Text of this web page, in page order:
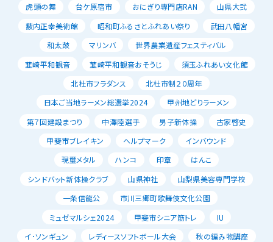
虎頭の舞
台ケ原宿市 おにぎり専門店RAN
山県大弐
薮内正幸美術館
昭和町ふるさとふれあい祭り
武田八幡宮
和太鼓
マリンバ
世界農業遺産フェスティバル
韮崎平和観音
韮崎平和観音おそうじ
須玉ふれあい文化館
北杜市フラダンス
北杜市制２０周年
日本ご当地ラーメン総選挙2024
甲州地どりラーメン
第７回建設まつり
中澤陸選手 男子新体操
古家啓史
甲斐市ブレイキン
ヘルプマーク
インバウンド
現璽メタル
ハンコ 印章
はんこ
シンドバット新体操クラブ
山県神社
山梨県美容専門学校
一条信龍公
市川三郷町歌舞伎文化公園
ミュゼマルシェ2024
甲斐市シニア筋トレ
IU
イ･ソンギュン
レディースソフトボール大会
秋の編み物講座